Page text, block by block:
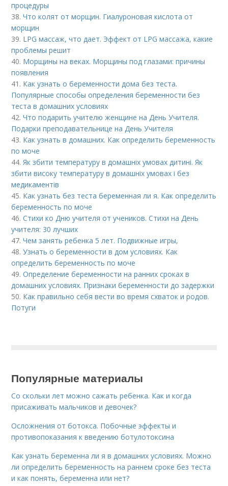
процедуры
38.Что колят от морщин. Гиалуроновая кислота от
морщин
39. LPG массаж, что дает. Эффект от LPG массажа, какие
проблемы решит
40. Морщины на веках. Морщины под глазами: причины
появления
41. Как узнать о беременности дома без теста.
Популярные способы определения беременности без
теста в домашних условиях
42.Что подарить учителю женщине на День Учителя.
Подарки преподавательнице на День Учителя
43. Как узнать в домашних. Как определить беременность
по моче
44.Як збити температуру в домашніх умовах дитині. Як
збити високу температуру в домашніх умовах і без
медикаментів
45. Как узнать без теста беременная ли я. Как определить
беременность по моче
46.Стихи ко Дню учителя от учеников. Стихи на День
учителя: 30 лучших
47.Чем занять ребенка 5 лет. Подвижные игры,
48.Узнать о беременности в дом условиях. Как
определить беременность по моче
49.Определение беременности на ранних сроках в
домашних условиях. Признаки беременности до задержки
50. Как правильно себя вести во время схваток и родов.
Потуги
Популярные материалы
Со скольки лет можно сажать ребенка. Как и когда
присаживать мальчиков и девочек?
Осложнения от ботокса. Побочные эффекты и
противопоказания к введению ботулотоксина
Как узнать беременна ли я в домашних условиях. Можно
ли определить беременность на раннем сроке без теста
и как понять, беременна или нет?